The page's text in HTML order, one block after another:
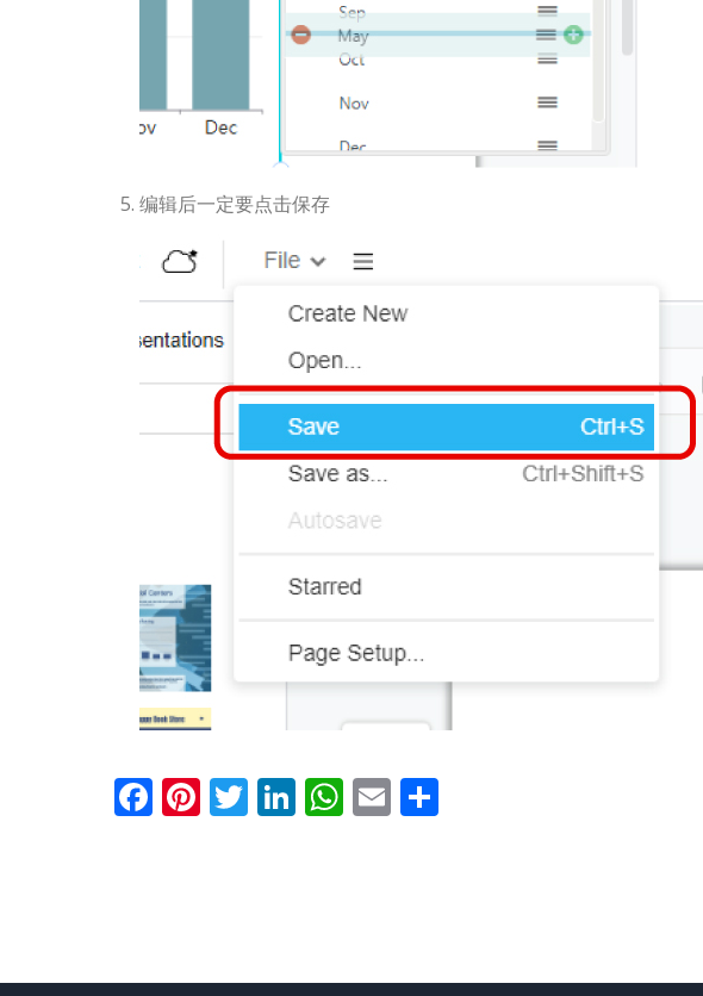
编辑后一定要点击保存
Facebook
Pinterest
Twitter
LinkedIn
WhatsApp
Email